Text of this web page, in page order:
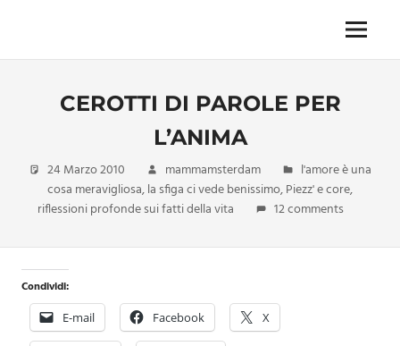
content
imprescindibile,
inevitabile
oggi
anche
nuova
confezione
migliorata
Menu
CEROTTI DI PAROLE PER
L’ANIMA
24 Marzo 2010 mammamsterdam
l'amore è una
cosa meravigliosa,la sfiga ci vede benissimo,Piezz' e core,
riflessioni profonde sui fatti della vita
12 comments
Condividi:
E-mail Facebook X